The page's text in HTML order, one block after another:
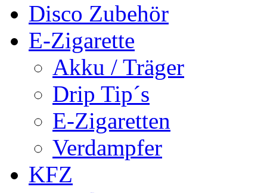
Disco Zubehör
E-Zigarette
Akku / Träger
Drip Tip´s
E-Zigaretten
Verdampfer
KFZ